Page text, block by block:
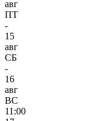
авг
ПТ
-
15
авг
СБ
-
16
авг
ВС
11:00